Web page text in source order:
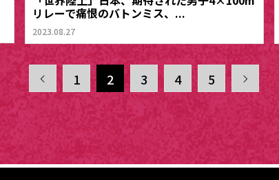
リレーで痛恨のバトンミス、...
2023.08.27
 1 2 3 4 5 